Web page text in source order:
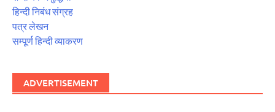
हिन्दी निबंध संग्रह
पत्र लेखन
सम्पूर्ण हिन्दी व्याकरण
ADVERTISEMENT